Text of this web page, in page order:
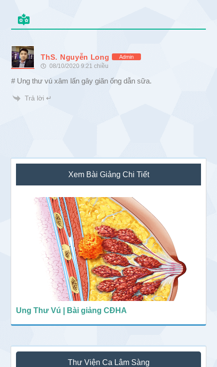
ThS. Nguyễn Long Admin
08/10/2020 9:21 chiều
# Ung thư vú xâm lấn gây giãn ống dẫn sữa.
Trả lời ↵
Sidebar
chính
Xem Bài Giảng Chi Tiết
Ung Thư Vú | Bài giảng CĐHA
Thư Viện Ca Lâm Sàng